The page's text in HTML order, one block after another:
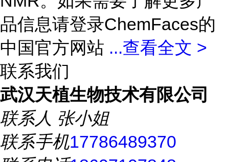
品信息请登录ChemFaces的
中国官方网站 ...查看全文 >
联系我们
武汉天植生物技术有限公司
联系人 张小姐
联系手机17786489370